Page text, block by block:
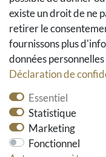
Instagram
Pinterest
Youtube
Houzz
existe un droit de ne
retirer le
fournissons plus
données
Déclaration de
Essentiel
Statistique
Marketing
Fonctionnel